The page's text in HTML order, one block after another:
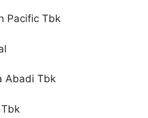
Pacific Tbk
Abadi Tbk